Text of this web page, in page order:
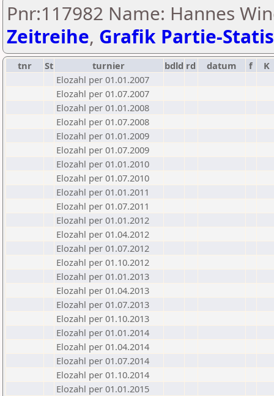
Pnr:117982 Name: Hannes
Zeitreihe, Grafik Partie-
tnr St turnier bdld rd datum f
K
Elozahl per 01.01.2007
Elozahl per 01.07.2007
Elozahl per 01.01.2008
Elozahl per 01.07.2008
Elozahl per 01.01.2009
Elozahl per 01.07.2009
Elozahl per 01.01.2010
Elozahl per 01.07.2010
Elozahl per 01.01.2011
Elozahl per 01.07.2011
Elozahl per 01.01.2012
Elozahl per 01.04.2012
Elozahl per 01.07.2012
Elozahl per 01.10.2012
Elozahl per 01.01.2013
Elozahl per 01.04.2013
Elozahl per 01.07.2013
Elozahl per 01.10.2013
Elozahl per 01.01.2014
Elozahl per 01.04.2014
Elozahl per 01.07.2014
Elozahl per 01.10.2014
Elozahl per 01.01.2015